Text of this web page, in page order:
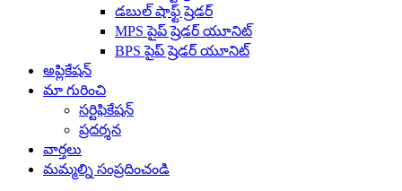
డబుల్ షాఫ్ట్ ష్రెడర్
MPS పైప్ ష్రెడర్ యూనిట్
BPS పైప్ ష్రెడర్ యూనిట్
అప్లికేషన్
మా గురించి
సర్టిఫికేషన్
ప్రదర్శన
వార్తలు
మమ్మల్ని సంప్రదించండి